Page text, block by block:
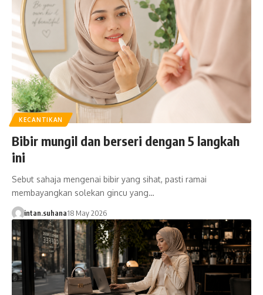
KECANTIKAN
Bibir mungil dan berseri dengan 5 langkah
ini
Sebut sahaja mengenai bibir yang sihat, pasti ramai
membayangkan solekan gincu yang…
intan.suhana18 May 2026